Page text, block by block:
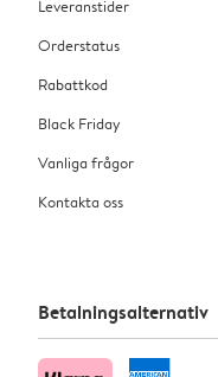
Leveranstider
Orderstatus
Rabattkod
Black Friday
Vanliga frågor
Kontakta oss
Betalningsalternativ